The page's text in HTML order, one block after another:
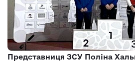
Представниця ЗСУ Поліна